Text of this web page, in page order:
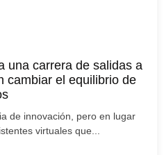
una carrera de salidas a
cambiar el equilibrio de
de innovación, pero en lugar
virtuales que...